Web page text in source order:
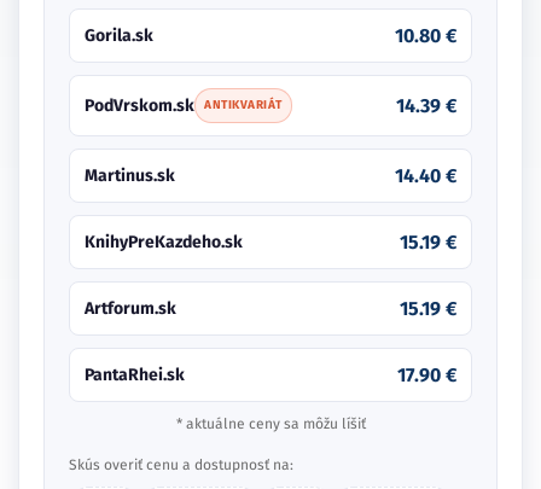
Gorila.sk 10.80 €
PodVrskom.sk ANTIKVARIÁT 14.39 €
Martinus.sk 14.40 €
KnihyPreKazdeho.sk 15.19 €
Artforum.sk 15.19 €
PantaRhei.sk 17.90 €
* aktuálne ceny sa môžu líšiť
Skús overiť cenu a dostupnosť na: